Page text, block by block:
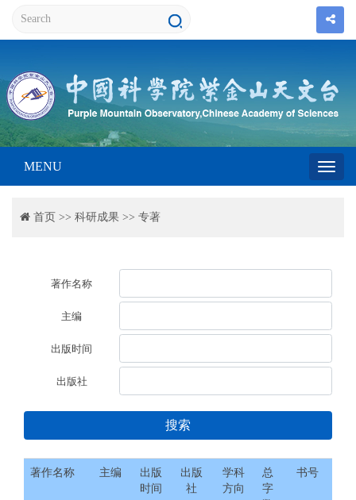
MENU
首页 >> 科研成果 >> 专著
著作名称
主编
出版时间
出版社
搜索
著作名称 主编
出版
时间
出版
社
学科
方向
总
字
书号